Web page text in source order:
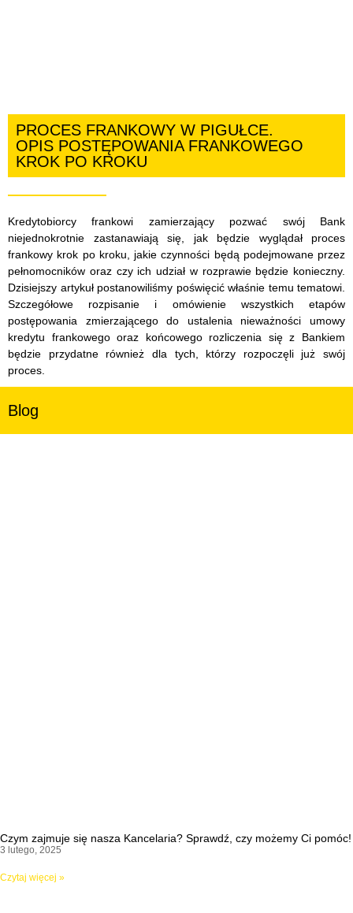
PROCES FRANKOWY W PIGUŁCE.
OPIS POSTĘPOWANIA FRANKOWEGO
KROK PO KROKU
Kredytobiorcy frankowi zamierzający pozwać swój Bank
niejednokrotnie zastanawiają się, jak będzie wyglądał proces
frankowy krok po kroku, jakie czynności będą podejmowane przez
pełnomocników oraz czy ich udział w rozprawie będzie konieczny.
Dzisiejszy artykuł postanowiliśmy poświęcić właśnie temu tematowi.
Szczegółowe rozpisanie i omówienie wszystkich etapów
postępowania zmierzającego do ustalenia nieważności umowy
kredytu frankowego oraz końcowego rozliczenia się z Bankiem
będzie przydatne również dla tych, którzy rozpoczęli już swój
proces.
Blog
Czym zajmuje się nasza Kancelaria? Sprawdź, czy możemy Ci pomóc!
3 lutego, 2025
Czytaj więcej »